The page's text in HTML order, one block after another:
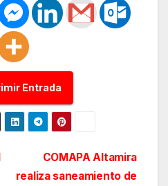
Entrada
COMAPA Altamira
realiza saneamiento de